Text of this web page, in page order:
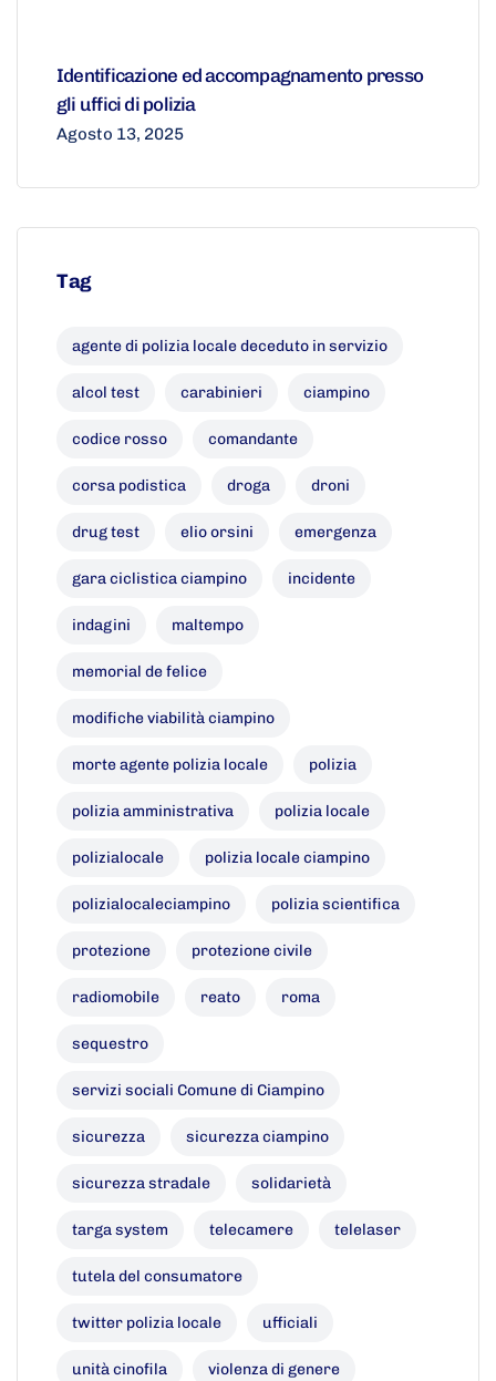
Identificazione ed accompagnamento presso
gli uffici di polizia
Agosto 13, 2025
Tag
agente di polizia locale deceduto in servizio
alcol test carabinieri ciampino
codice rosso comandante
corsa podistica droga droni
drug test elio orsini emergenza
gara ciclistica ciampino incidente
indagini maltempo
memorial de felice
modifiche viabilità ciampino
morte agente polizia locale polizia
polizia amministrativa polizia locale
polizialocale polizia locale ciampino
polizialocaleciampino polizia scientifica
protezione protezione civile
radiomobile reato roma
sequestro
servizi sociali Comune di Ciampino
sicurezza sicurezza ciampino
sicurezza stradale solidarietà
targa system telecamere telelaser
tutela del consumatore
twitter polizia locale ufficiali
unità cinofila violenza di genere